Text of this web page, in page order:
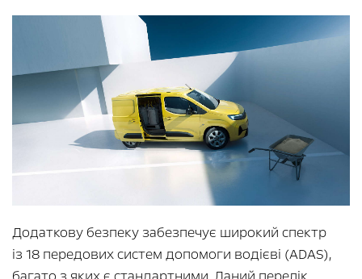
Додаткову безпеку забезпечує широкий спектр
із 18 передових систем допомоги водієві (ADAS),